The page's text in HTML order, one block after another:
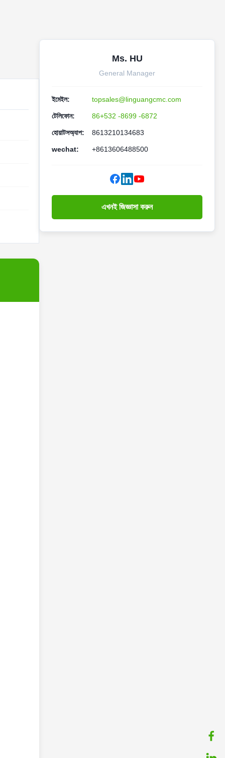
Ms. HU
General Manager
ইমেইল: topsales@linguangcmc.com
টেলিফোন: 86+532 -8699 -6872
হোয়াটসঅ্যাপ: 8613210134683
wechat: +8613606488500
এখনই জিজ্ঞাসা করুন